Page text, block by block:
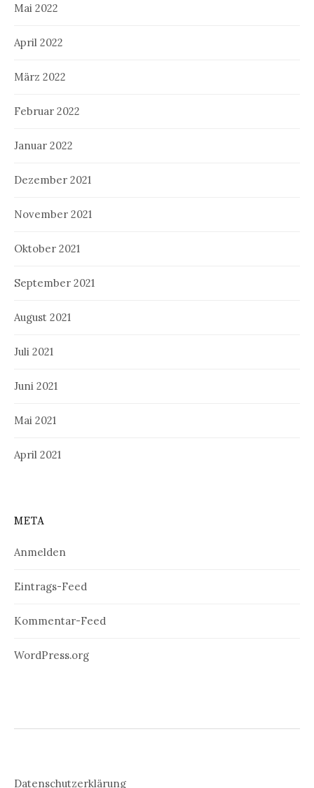
Mai 2022
April 2022
März 2022
Februar 2022
Januar 2022
Dezember 2021
November 2021
Oktober 2021
September 2021
August 2021
Juli 2021
Juni 2021
Mai 2021
April 2021
META
Anmelden
Eintrags-Feed
Kommentar-Feed
WordPress.org
Datenschutzerklärung